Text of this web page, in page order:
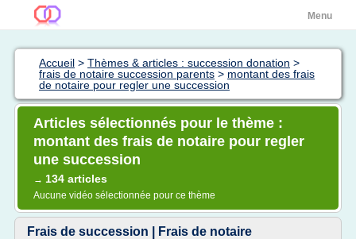
Menu
Accueil > Thèmes & articles : succession donation >
frais de notaire succession parents > montant des frais
de notaire pour regler une succession
Articles sélectionnés pour le thème :
montant des frais de notaire pour regler
une succession
→ 134 articles
Aucune vidéo sélectionnée pour ce thème
Frais de succession | Frais de notaire